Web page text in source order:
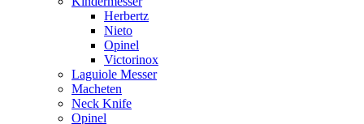
Herbertz
Nieto
Opinel
Victorinox
Laguiole Messer
Macheten
Neck Knife
Opinel